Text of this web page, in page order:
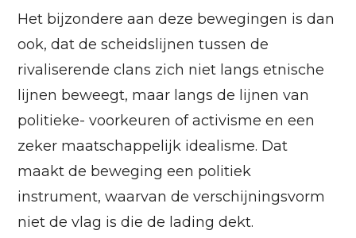
Het bijzondere aan deze bewegingen is dan
ook, dat de scheidslijnen tussen de
rivaliserende clans zich niet langs etnische
lijnen beweegt, maar langs de lijnen van
politieke- voorkeuren of activisme en een
zeker maatschappelijk idealisme. Dat
maakt de beweging een politiek
instrument, waarvan de verschijningsvorm
niet de vlag is die de lading dekt.